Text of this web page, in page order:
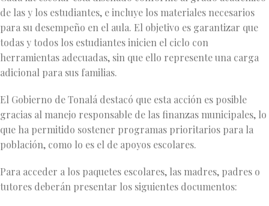
de las y los estudiantes, e incluye los materiales necesarios
para su desempeño en el aula. El objetivo es garantizar que
todas y todos los estudiantes inicien el ciclo con
herramientas adecuadas, sin que ello represente una carga
adicional para sus familias.
El Gobierno de Tonalá destacó que esta acción es posible
gracias al manejo responsable de las finanzas municipales, lo
que ha permitido sostener programas prioritarios para la
población, como lo es el de apoyos escolares.
Para acceder a los paquetes escolares, las madres, padres o
tutores deberán presentar los siguientes documentos: